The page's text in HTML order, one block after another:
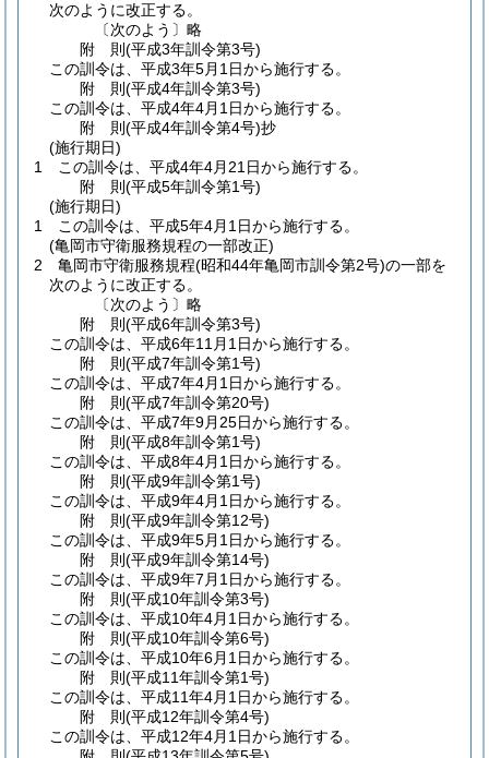
次のように改正する。
〔次のよう〕略
附 則(平成3年訓令第3号)
この訓令は、平成3年5月1日から施行する。
附 則(平成4年訓令第3号)
この訓令は、平成4年4月1日から施行する。
附 則(平成4年訓令第4号)抄
(施行期日)
1
この訓令は、平成4年4月21日から施行する。
附 則(平成5年訓令第1号)
(施行期日)
1
この訓令は、平成5年4月1日から施行する。
(亀岡市守衛服務規程の一部改正)
2
亀岡市守衛服務規程(昭和44年亀岡市訓令第2号)の一部を
次のように改正する。
〔次のよう〕略
附 則(平成6年訓令第3号)
この訓令は、平成6年11月1日から施行する。
附 則(平成7年訓令第1号)
この訓令は、平成7年4月1日から施行する。
附 則(平成7年訓令第20号)
この訓令は、平成7年9月25日から施行する。
附 則(平成8年訓令第1号)
この訓令は、平成8年4月1日から施行する。
附 則(平成9年訓令第1号)
この訓令は、平成9年4月1日から施行する。
附 則(平成9年訓令第12号)
この訓令は、平成9年5月1日から施行する。
附 則(平成9年訓令第14号)
この訓令は、平成9年7月1日から施行する。
附 則(平成10年訓令第3号)
この訓令は、平成10年4月1日から施行する。
附 則(平成10年訓令第6号)
この訓令は、平成10年6月1日から施行する。
附 則(平成11年訓令第1号)
この訓令は、平成11年4月1日から施行する。
附 則(平成12年訓令第4号)
この訓令は、平成12年4月1日から施行する。